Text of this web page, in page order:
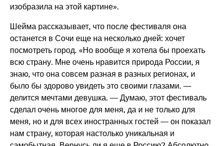
изобразила на этой картине».
Шейма рассказывает, что после фестиваля она
останется в Сочи еще на несколько дней: хочет
посмотреть город. «Но вообще я хотела бы проехать
всю страну. Мне очень нравится природа России, я
знаю, что она совсем разная в разных регионах, и
было бы здорово увидеть это своими глазами. —
делится мечтами девушка. — Думаю, этот фестиваль
сделал очень многое для меня, да и не только для
меня, но и для всех иностранных гостей — он показал
нам страну, которая настолько уникальная и